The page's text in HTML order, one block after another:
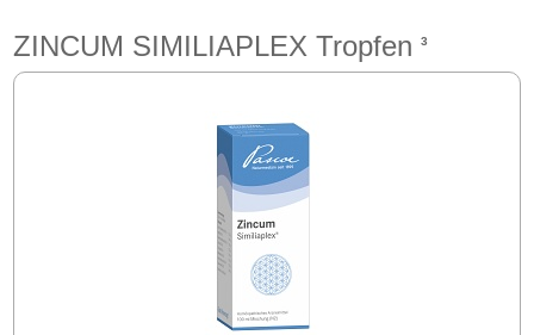
ZINCUM SIMILIAPLEX Tropfen3